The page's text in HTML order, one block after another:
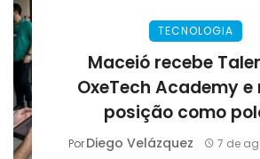
TECNOLOGIA
Maceió recebe
OxeTech Academy
posição como
tecnologia: evento
PorDiego Velázquez 7 de